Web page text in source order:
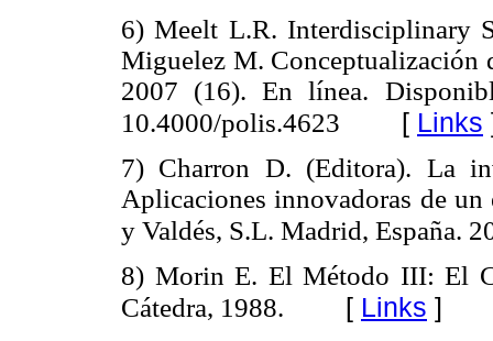
6) Meelt L.R. Interdisciplinary
Miguelez M. Conceptualización
2007 (16). En línea.
10.4000/polis.4623 [ Links
7) Charron D. (Editora). La
Aplicaciones innovadoras de un
y Valdés, S.L. Madrid, España.
8) Morin E. El Método III: El
Cátedra, 1988. [ Links ]